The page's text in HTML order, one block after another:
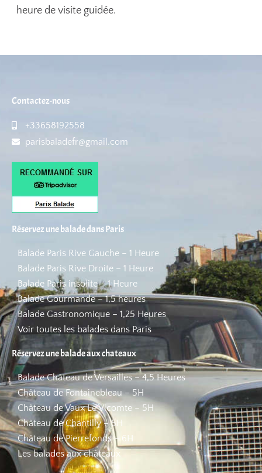
heure de visite guidée.
Contactez-nous
+33658192558
parisbaladefr@gmail.com
Réservez une balade dans Paris
Balade Paris Rive Gauche – 1 Heure
Balade Paris Rive Droite – 1 Heure
Balade Paris insolite – 1 Heure
Balade Gourmande – 1,5 heures
Balade Gastronomique – 1,25 Heures
Voir toutes les balades dans Paris
Réservez une balade aux chateaux
Balade Château de Versailles – 4,5 Heures
Château de Fontainebleau – 5H
Château de Vaux Le Vicomte – 5H
Château de Chantilly – 5H
Château de Pierrefonds – 6H
Les balades aux châteaux